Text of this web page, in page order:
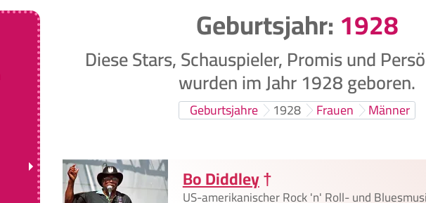
Geburtsjahr:1928
Diese Stars, Schauspieler, Promis und
wurden im Jahr 1928 geboren.
Geburtsjahre 1928 Frauen Männer
Bo Diddley†
US-amerikanischer Rock 'n' Roll- und